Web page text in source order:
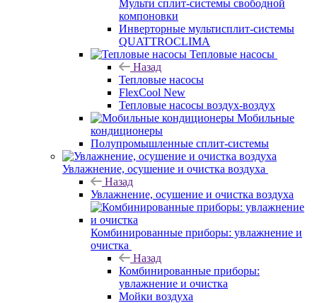
Мульти сплит-системы свободной
компоновки
Инверторные мультисплит-системы
QUATTROCLIMA
Тепловые насосы
Назад
Тепловые насосы
FlexCool New
Тепловые насосы воздух-воздух
Мобильные
кондиционеры
Полупромышленные сплит-системы
Увлажнение, осушение и очистка воздуха
Назад
Увлажнение, осушение и очистка воздуха
Комбинированные приборы: увлажнение и
очистка
Назад
Комбинированные приборы:
увлажнение и очистка
Мойки воздуха